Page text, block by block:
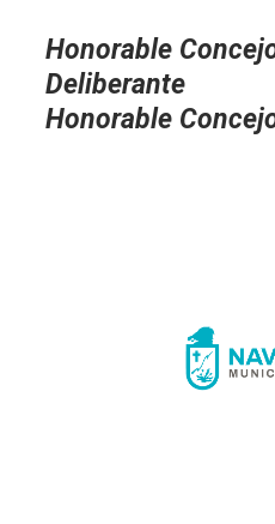
Honorable
Honorable